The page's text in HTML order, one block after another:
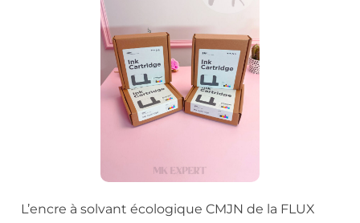
L’encre à solvant écologique CMJN de la FLUX